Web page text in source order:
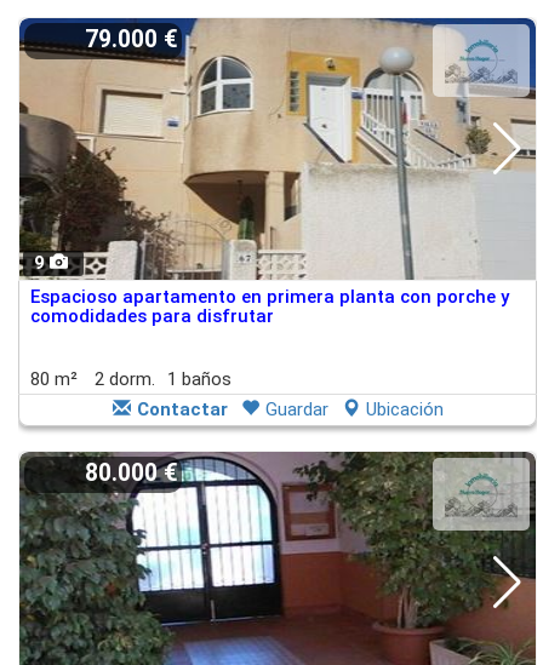
9
79.000 €
Espacioso apartamento en primera planta con porche y
comodidades para disfrutar
80 m² 2 dorm.
1 baños
Contactar
Guardar Ubicación
80.000 €